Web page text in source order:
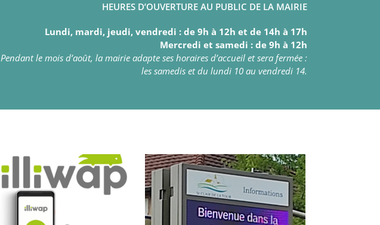
HEURES D’OUVERTURE AU PUBLIC DE LA MAIRIE
Lundi, mardi, jeudi, vendredi : de 9h à 12h et de 14h à 17h
Mercredi et samedi : de 9h à 12h
Pendant le mois d’août, la mairie adapte ses horaires d’accueil et sera fermée :
les samedis et du lundi 10 au vendredi 14.